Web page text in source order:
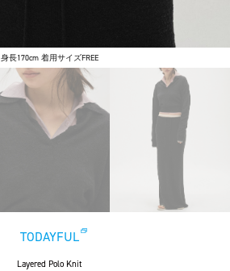
身長170cm 着用サイズFREE
TODAYFUL
Layered Polo Knit